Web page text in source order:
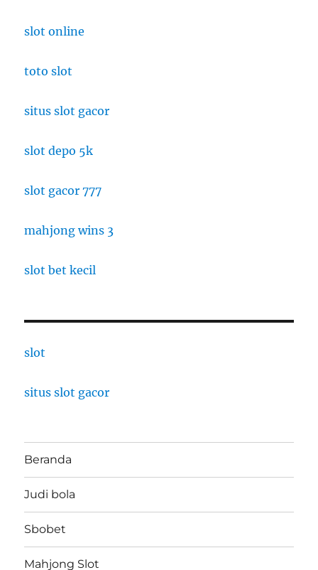
slot online
toto slot
situs slot gacor
slot depo 5k
slot gacor 777
mahjong wins 3
slot bet kecil
slot
situs slot gacor
Beranda
Judi bola
Sbobet
Mahjong Slot